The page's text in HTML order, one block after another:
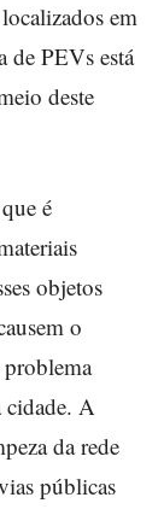
em
de PEVs está
deste
é
objetos
o
problema
cidade. A
da rede
públicas